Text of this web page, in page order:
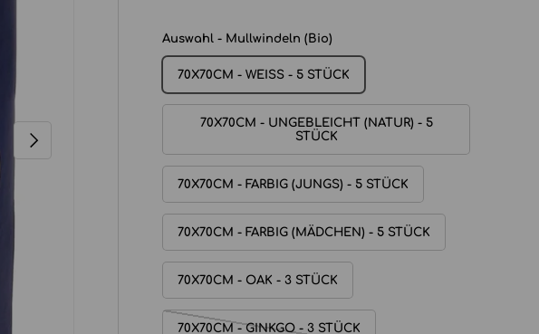
NÄCHSTE
Auswahl - Mullwindeln (Bio)
70X70CM - WEISS - 5 STÜCK
70X70CM - UNGEBLEICHT (NATUR) - 5
STÜCK
70X70CM - FARBIG (JUNGS) - 5 STÜCK
70X70CM - FARBIG (MÄDCHEN) - 5 STÜCK
70X70CM - OAK - 3 STÜCK
70X70CM - GINKGO - 3 STÜCK